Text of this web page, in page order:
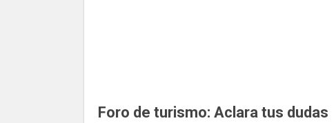
Foro de turismo: Aclara tus dudas